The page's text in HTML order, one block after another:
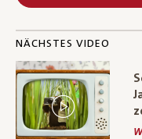
NÄCHSTES VIDEO